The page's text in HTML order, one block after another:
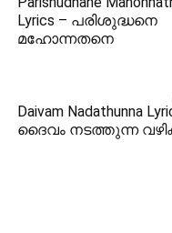
Lyrics – പരിശുദ്ധനെ
മഹോന്നതനെ
Daivam Nadathunna
ദൈവം നടത്തുന്ന